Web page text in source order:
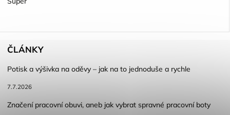
ČLÁNKY
Potisk a výšivka na oděvy – jak na to jednoduše a rychle
7.7.2026
Značení pracovní obuvi, aneb jak vybrat spravné pracovní boty